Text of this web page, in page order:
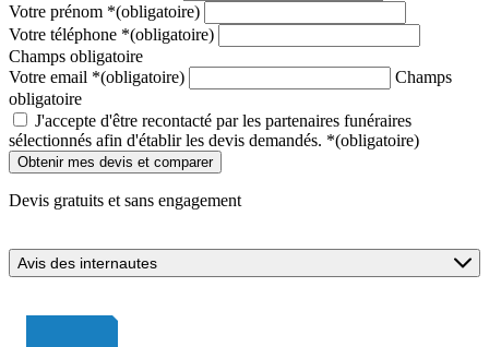
Votre prénom *(obligatoire)
Votre téléphone *(obligatoire)
Champs obligatoire
Votre email *(obligatoire)
Champs
obligatoire
J'accepte d'être recontacté par les partenaires funéraires
sélectionnés afin d'établir les devis demandés. *(obligatoire)
Devis gratuits et sans engagement
Avis des internautes